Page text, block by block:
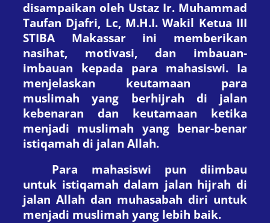
disampaikan oleh Ustaz Ir. Muhammad
Taufan Djafri, Lc, M.H.I. Wakil Ketua III
STIBA Makassar ini memberikan
nasihat, motivasi, dan imbauan-
imbauan kepada para mahasiswi. Ia
menjelaskan keutamaan para
muslimah yang berhijrah di jalan
kebenaran dan keutamaan ketika
menjadi muslimah yang benar-benar
istiqamah di jalan Allah.
Para mahasiswi pun diimbau
untuk istiqamah dalam jalan hijrah di
jalan Allah dan muhasabah diri untuk
menjadi muslimah yang lebih baik.